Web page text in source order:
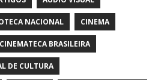
NACIONAL CINEMA
CINEMATECA BRASILEIRA
DE CULTURA